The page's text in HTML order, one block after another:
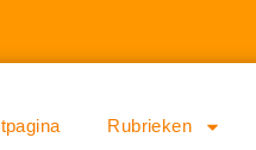
Rubrieken